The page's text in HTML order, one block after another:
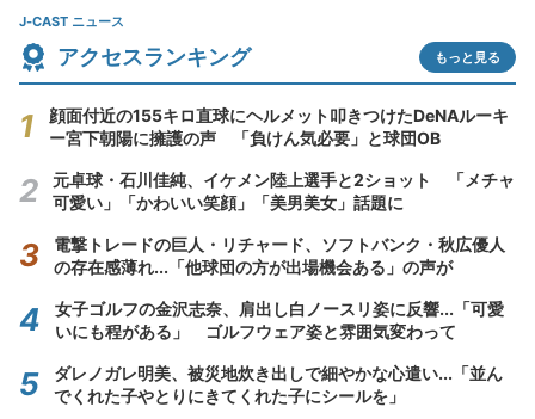
J-CAST ニュース
アクセスランキング もっと見る
顔面付近の155キロ直球にヘルメット叩きつけたDeNAルーキ
ー宮下朝陽に擁護の声 「負けん気必要」と球団OB
元卓球・石川佳純、イケメン陸上選手と2ショット 「メチャ
可愛い」「かわいい笑顔」「美男美女」話題に
電撃トレードの巨人・リチャード、ソフトバンク・秋広優人
の存在感薄れ...「他球団の方が出場機会ある」の声が
女子ゴルフの金沢志奈、肩出し白ノースリ姿に反響...「可愛
いにも程がある」 ゴルフウェア姿と雰囲気変わって
ダレノガレ明美、被災地炊き出しで細やかな心遣い...「並ん
でくれた子やとりにきてくれた子にシールを」